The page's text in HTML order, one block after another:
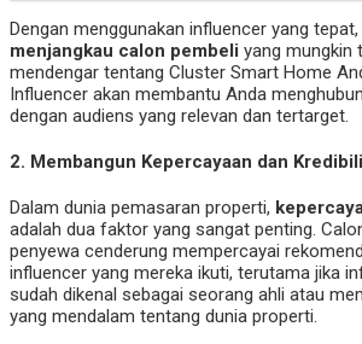
Dengan menggunakan influencer yang
menjangkau calon pembeli yang mungkin
mendengar tentang Cluster Smart Home
Influencer akan membantu Anda
dengan audiens yang relevan dan tertarget.
2. Membangun Kepercayaan dan
Dalam dunia pemasaran properti,
adalah dua faktor yang sangat penting.
penyewa cenderung mempercayai
influencer yang mereka ikuti, terutama jika
sudah dikenal sebagai seorang ahli atau
yang mendalam tentang dunia properti.